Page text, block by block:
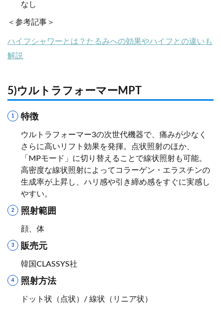
なし
＜参考記事＞
ハイフシャワーとは？たるみへの効果やハイフとの違いも
解説
5)ウルトラフォーマーMPT
特徴
ウルトラフォーマー3の次世代機器で、痛みが少なく
さらに高いリフト効果を発揮。点状照射のほか、
「MPモード」に切り替えることで線状照射も可能。
高密度な線状照射によってコラーゲン・エラスチンの
生成率が上昇し、ハリ感や引き締め感をすぐに実感し
やすい。
照射範囲
顔、体
販売元
韓国CLASSYS社
照射方法
ドット状（点状）/ 線状（リニア状）